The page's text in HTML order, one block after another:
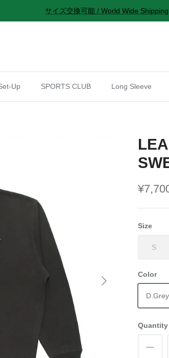
サイズ交換可能 / World Wide Shipping
Up SPORTS CLUB Long Sleeve
Size
S
Color
D.Grey
Quantity